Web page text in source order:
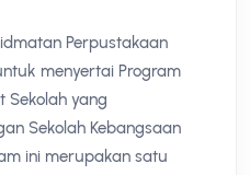
Perpustakaan
menyertai Program
Sekolah yang
Sekolah Kebangsaan
ini merupakan satu